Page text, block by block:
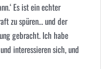
Es ist ein echter
zu spüren… und der
gebracht. Ich habe
interessieren sich, und